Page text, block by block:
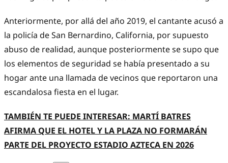
Anteriormente, por allá del año 2019, el cantante acusó a
la policía de San Bernardino, California, por supuesto
abuso de realidad, aunque posteriormente se supo que
los elementos de seguridad se había presentado a su
hogar ante una llamada de vecinos que reportaron una
escandalosa fiesta en el lugar.
TAMBIÉN TE PUEDE INTERESAR: MARTÍ BATRES
AFIRMA QUE EL HOTEL Y LA PLAZA NO FORMARÁN
PARTE DEL PROYECTO ESTADIO AZTECA EN 2026